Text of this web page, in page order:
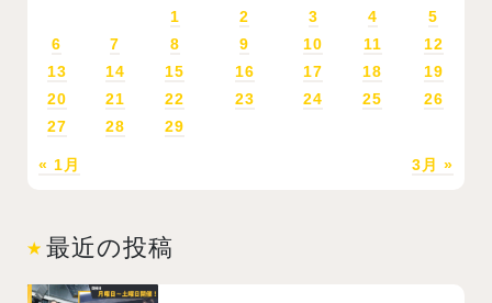
« 1月 3月 »
1 2 3 4
5
6
7 8 9 10 11
12
13
14 15 16 17 18
19
20
21 22 23 24 25
26
27
28 29
最近の投稿